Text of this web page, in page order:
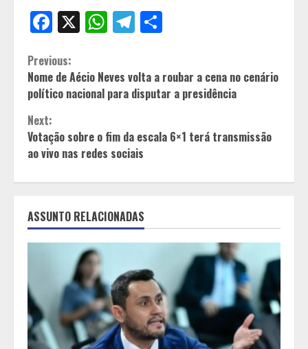
Facebook
X WhatsApp
Telegram
Continue
Reading
Previous:
Nome de Aécio Neves volta a roubar a cena no cenário
político nacional para disputar a presidência
Next:
Votação sobre o fim da escala 6×1 terá transmissão
ao vivo nas redes sociais
ASSUNTO RELACIONADAS